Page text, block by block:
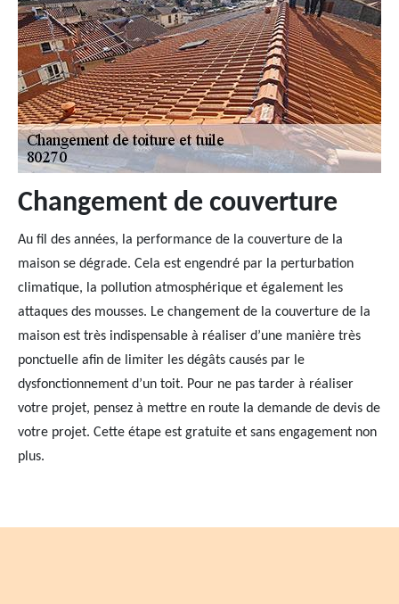
Changement de couverture
Au fil des années, la performance de la couverture de la
maison se dégrade. Cela est engendré par la perturbation
climatique, la pollution atmosphérique et également les
attaques des mousses. Le changement de la couverture de la
maison est très indispensable à réaliser d’une manière très
ponctuelle afin de limiter les dégâts causés par le
dysfonctionnement d’un toit. Pour ne pas tarder à réaliser
votre projet, pensez à mettre en route la demande de devis de
votre projet. Cette étape est gratuite et sans engagement non
plus.